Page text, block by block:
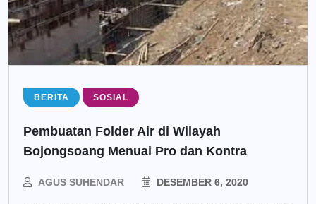
BERITA SOSIAL
Pembuatan Folder Air di Wilayah
Bojongsoang Menuai Pro dan Kontra
AGUS SUHENDAR DESEMBER 6, 2020